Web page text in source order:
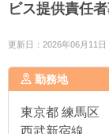
ビス提供責任
更新日：2026年06月11
勤務地
東京都 練馬区
西武新宿線